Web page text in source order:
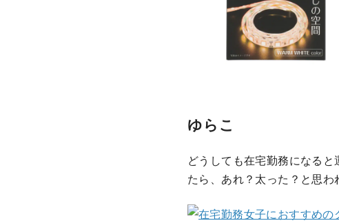
ゆらこ
どうしても在宅勤務になる
たら、あれ？太った？と思わ